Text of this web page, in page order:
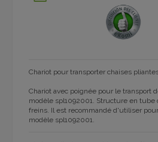
Chariot pour transporter chaises
Chariot avec poignée pour le transport
modèle spl1092001. Structure en tube
freins. Il est recommandé d'utiliser
modèle spl1092001.